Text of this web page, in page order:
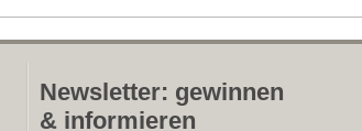
Newsletter: gewinnen
& informieren